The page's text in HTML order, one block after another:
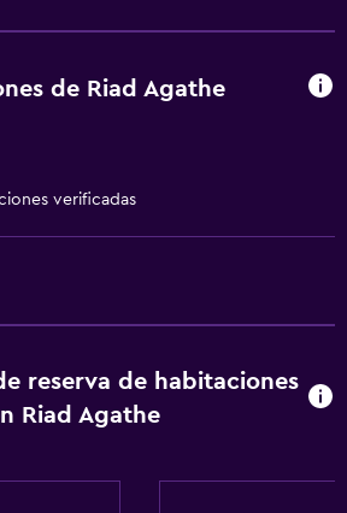
las instalaciones
de Riad Agathe
verificadas
reserva de habitaciones
Riad Agathe